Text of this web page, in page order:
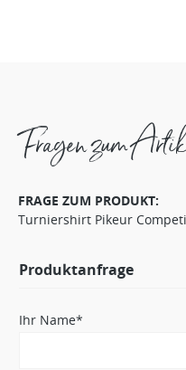
Fragen zum
FRAGE ZUM PRODUKT:
Turniershirt Pikeur
Produktanfrage
Ihr Name*